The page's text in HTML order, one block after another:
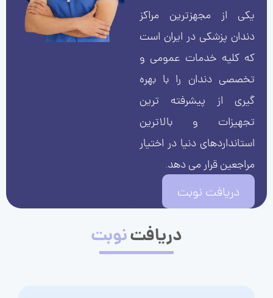
یکی از مجهزترین مراکز
دندان پزشکی در ایران است
که کلیه خدمات عمومی و
تخصصی دندان را با بهره
گیری از پیشرفته ترین
تجهیزات و بالاترین
استانداردهای دنیا در اختیار
مراجعین قرار می دهد.
دریافت نوبت
دریافتنوبت